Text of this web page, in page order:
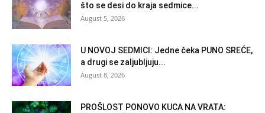
što se desi do kraja sedmice...
August 5, 2026
U NOVOJ SEDMICI: Jedne čeka PUNO SREĆE,
a drugi se zaljubljuju...
August 8, 2026
PROŠLOST PONOVO KUCA NA VRATA: